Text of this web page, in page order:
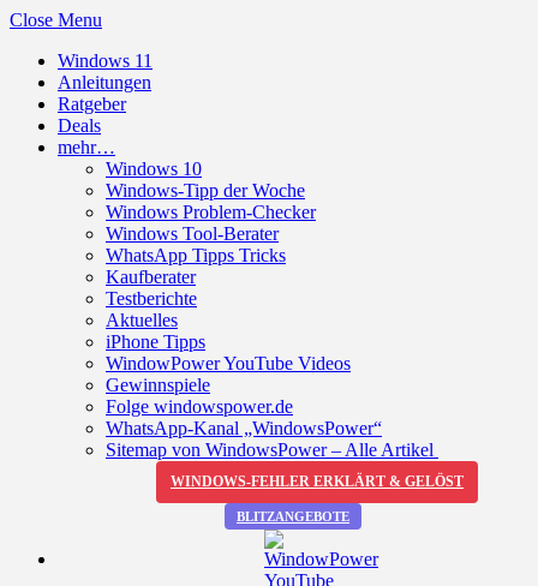
Close Menu
Windows 11
Anleitungen
Ratgeber
Deals
mehr…
Windows 10
Windows-Tipp der Woche
Windows Problem-Checker
Windows Tool-Berater
WhatsApp Tipps Tricks
Kaufberater
Testberichte
Aktuelles
iPhone Tipps
WindowPower YouTube Videos
Gewinnspiele
Folge windowspower.de
WhatsApp-Kanal „WindowsPower“
Sitemap von WindowsPower – Alle Artikel
WINDOWS-FEHLER ERKLÄRT & GELÖST
BLITZANGEBOTE